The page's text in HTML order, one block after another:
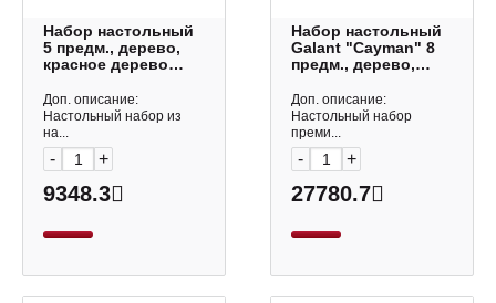
Набор настольный
5 предм., дерево,
красное дерево
Доп. описание:
Настольный набор из
на...
- +
9348.3
Набор настольный
Galant "Cayman" 8
предм., дерево,
238160
Доп. описание:
Настольный набор
преми...
- +
27780.7